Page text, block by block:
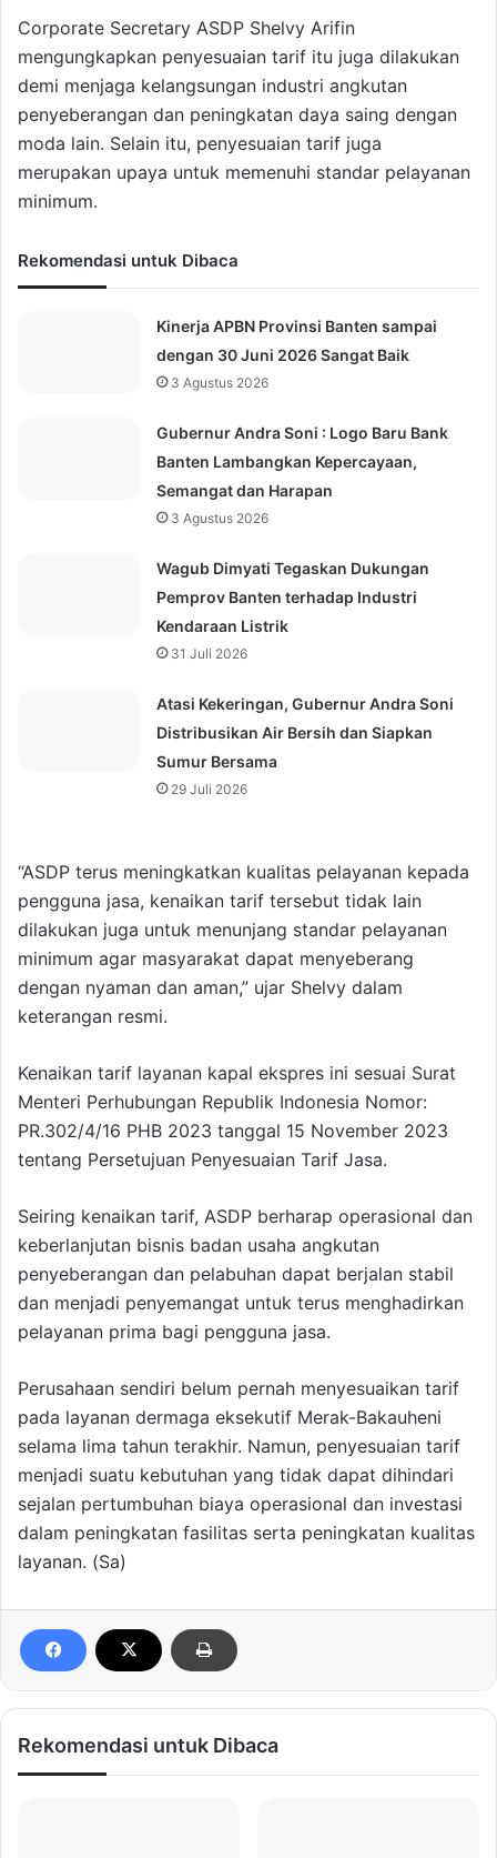
Corporate Secretary ASDP Shelvy Arifin
mengungkapkan penyesuaian tarif itu juga dilakukan
demi menjaga kelangsungan industri angkutan
penyeberangan dan peningkatan daya saing dengan
moda lain. Selain itu, penyesuaian tarif juga
merupakan upaya untuk memenuhi standar pelayanan
minimum.
Rekomendasi untuk Dibaca
Kinerja APBN Provinsi Banten sampai
dengan 30 Juni 2026 Sangat Baik
3 Agustus 2026
Gubernur Andra Soni : Logo Baru Bank
Banten Lambangkan Kepercayaan,
Semangat dan Harapan
3 Agustus 2026
Wagub Dimyati Tegaskan Dukungan
Pemprov Banten terhadap Industri
Kendaraan Listrik
31 Juli 2026
Atasi Kekeringan, Gubernur Andra Soni
Distribusikan Air Bersih dan Siapkan
Sumur Bersama
29 Juli 2026
“ASDP terus meningkatkan kualitas pelayanan kepada
pengguna jasa, kenaikan tarif tersebut tidak lain
dilakukan juga untuk menunjang standar pelayanan
minimum agar masyarakat dapat menyeberang
dengan nyaman dan aman,” ujar Shelvy dalam
keterangan resmi.
Kenaikan tarif layanan kapal ekspres ini sesuai Surat
Menteri Perhubungan Republik Indonesia Nomor:
PR.302/4/16 PHB 2023 tanggal 15 November 2023
tentang Persetujuan Penyesuaian Tarif Jasa.
Seiring kenaikan tarif, ASDP berharap operasional dan
keberlanjutan bisnis badan usaha angkutan
penyeberangan dan pelabuhan dapat berjalan stabil
dan menjadi penyemangat untuk terus menghadirkan
pelayanan prima bagi pengguna jasa.
Perusahaan sendiri belum pernah menyesuaikan tarif
pada layanan dermaga eksekutif Merak-Bakauheni
selama lima tahun terakhir. Namun, penyesuaian tarif
menjadi suatu kebutuhan yang tidak dapat dihindari
sejalan pertumbuhan biaya operasional dan investasi
dalam peningkatan fasilitas serta peningkatan kualitas
layanan. (Sa)
Rekomendasi untuk Dibaca